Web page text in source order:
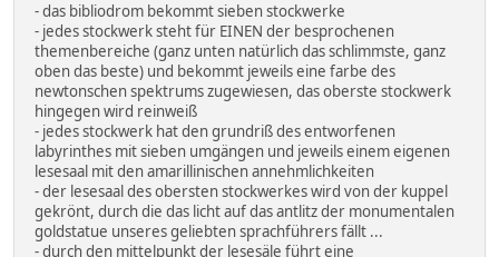
- das bibliodrom bekommt sieben stockwerke
- jedes stockwerk steht für EINEN der besprochenen
themenbereiche (ganz unten natürlich das schlimmste, ganz
oben das beste) und bekommt jeweils eine farbe des
newtonschen spektrums zugewiesen, das oberste stockwerk
hingegen wird reinweiß
- jedes stockwerk hat den grundriß des entworfenen
labyrinthes mit sieben umgängen und jeweils einem eigenen
lesesaal mit den amarillinischen annehmlichkeiten
- der lesesaal des obersten stockwerkes wird von der kuppel
gekrönt, durch die das licht auf das antlitz der monumentalen
goldstatue unseres geliebten sprachführers fällt ...
- durch den mittelpunkt der lesesäle führt eine